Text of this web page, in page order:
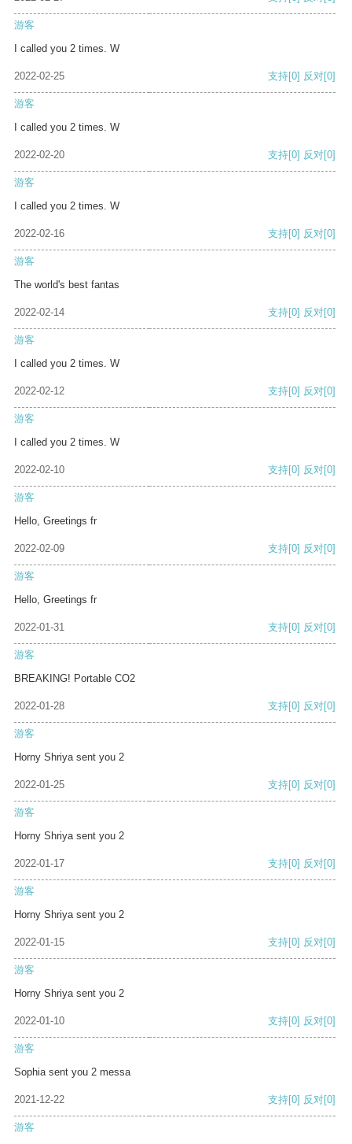
游客
I called you 2 times. W
2022-02-25 支持[0] 反对[0]
游客
I called you 2 times. W
2022-02-20 支持[0] 反对[0]
游客
I called you 2 times. W
2022-02-16 支持[0] 反对[0]
游客
The world's best fantas
2022-02-14 支持[0] 反对[0]
游客
I called you 2 times. W
2022-02-12 支持[0] 反对[0]
游客
I called you 2 times. W
2022-02-10 支持[0] 反对[0]
游客
Hello, Greetings fr
2022-02-09 支持[0] 反对[0]
游客
Hello, Greetings fr
2022-01-31 支持[0] 反对[0]
游客
BREAKING! Portable CO2
2022-01-28 支持[0] 反对[0]
游客
Horny Shriya sent you 2
2022-01-25 支持[0] 反对[0]
游客
Horny Shriya sent you 2
2022-01-17 支持[0] 反对[0]
游客
Horny Shriya sent you 2
2022-01-15 支持[0] 反对[0]
游客
Horny Shriya sent you 2
2022-01-10 支持[0] 反对[0]
游客
Sophia sent you 2 messa
2021-12-22 支持[0] 反对[0]
游客